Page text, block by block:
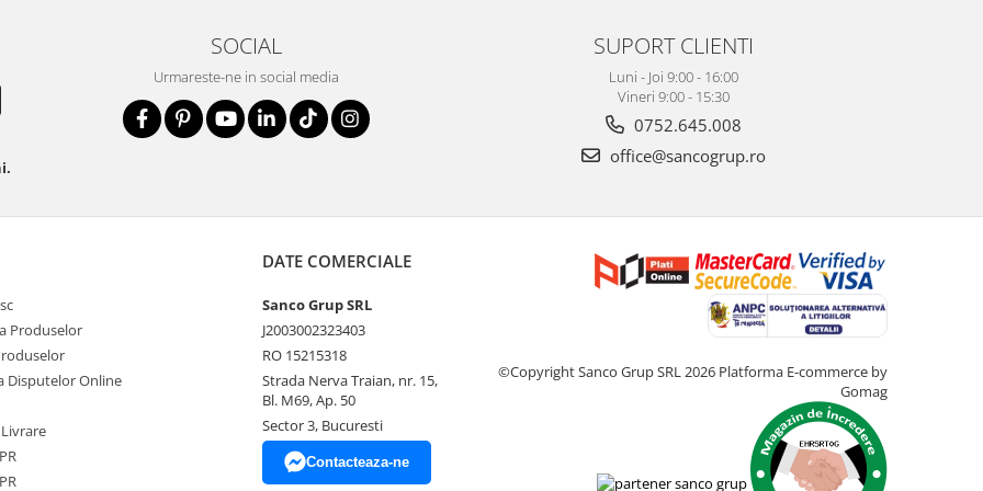
SOCIAL
Urmareste-ne in social media
SUPORT CLIENTI
Luni - Joi 9:00 - 16:00
Vineri 9:00 - 15:30
0752.645.008
office@sancogrup.ro
Produselor
Disputelor Online
DATE COMERCIALE
Sanco Grup SRL
J2003002323403
RO 15215318
Strada Nerva Traian, nr. 15,
Bl. M69, Ap. 50
Sector 3, Bucuresti
Contacteaza-ne
©Copyright Sanco Grup SRL 2026 Platforma E-commerce by
Gomag